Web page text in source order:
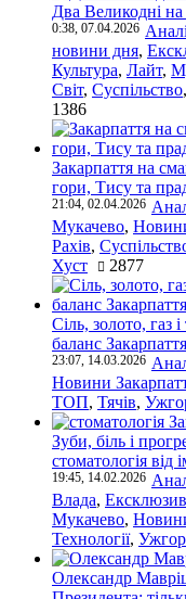
Два Великодні на
0:38, 07.04.2026
новини дня,
Культура, Лайт,
Світ, Суспільство,
1386
Закарпаття на
гори, Тису та
21:04, 02.04.2026
Мукачево,
Рахів,
Хуст
2877
Сіль, золото, газ
баланс
23:07, 14.03.2026
Новини
ТОП, Тячів,
Зуби, біль і
стоматологія від
19:45, 14.02.2026
Влада,
Мукачево,
Технології,
Олександр